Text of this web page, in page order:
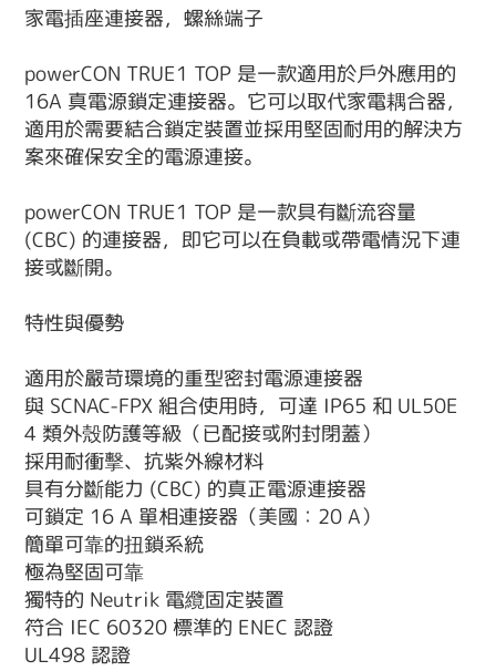
家電插座連接器，螺絲端子
powerCON TRUE1 TOP 是一款適用於戶外應用的
16A 真電源鎖定連接器。它可以取代家電耦合器，
適用於需要結合鎖定裝置並採用堅固耐用的解決方
案來確保安全的電源連接。
powerCON TRUE1 TOP 是一款具有斷流容量
(CBC) 的連接器，即它可以在負載或帶電情況下連
接或斷開。
特性與優勢
適用於嚴苛環境的重型密封電源連接器
與 SCNAC-FPX 組合使用時，可達 IP65 和 UL50E
4 類外殼防護等級（已配接或附封閉蓋）
採用耐衝擊、抗紫外線材料
具有分斷能力 (CBC) 的真正電源連接器
可鎖定 16 A 單相連接器（美國：20 A）
簡單可靠的扭鎖系統
極為堅固可靠
獨特的 Neutrik 電纜固定裝置
符合 IEC 60320 標準的 ENEC 認證
UL498 認證